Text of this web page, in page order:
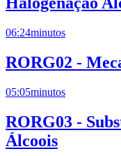
06:24minutos
RORG02 -
05:05minutos
RORG03 -
Álcoois